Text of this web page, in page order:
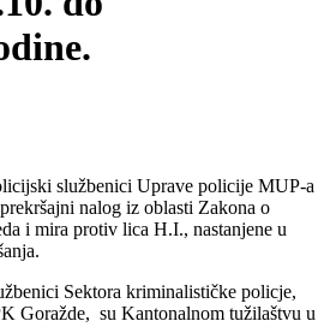
informacija za
do
službenici Uprave policije MUP-a
i mira protiv lica H.I., nastanjene u